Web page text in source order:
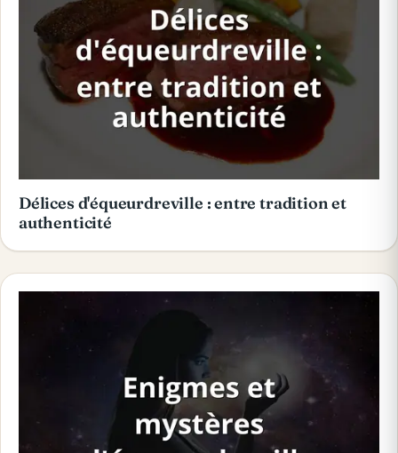
Délices d'équeurdreville : entre tradition et
authenticité